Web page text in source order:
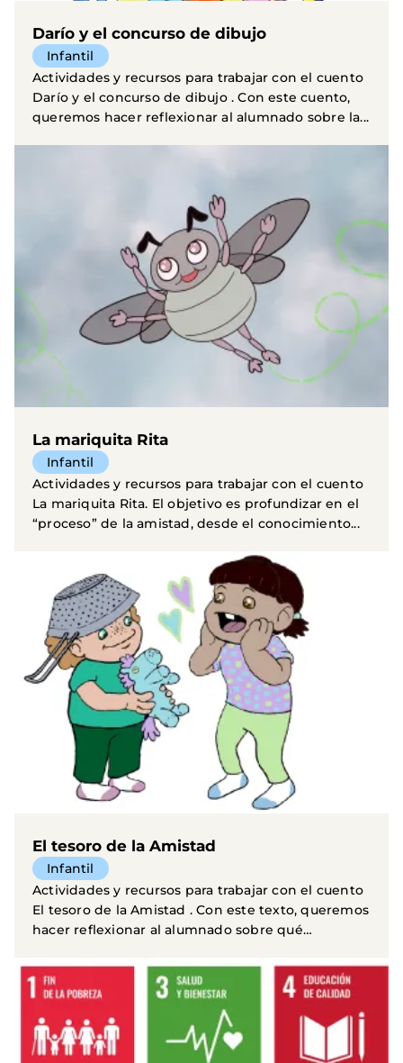
Darío y el concurso de dibujo
Infantil
Actividades y recursos para trabajar con el cuento
Darío y el concurso de dibujo . Con este cuento,
queremos hacer reflexionar al alumnado sobre la...
La mariquita Rita
Infantil
Actividades y recursos para trabajar con el cuento
La mariquita Rita. El objetivo es profundizar en el
“proceso” de la amistad, desde el conocimiento...
El tesoro de la Amistad
Infantil
Actividades y recursos para trabajar con el cuento
El tesoro de la Amistad . Con este texto, queremos
hacer reflexionar al alumnado sobre qué